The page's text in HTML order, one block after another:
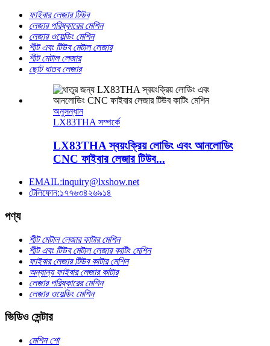
ফাইবার লেজার টিউব
লেজার পরিষ্কারের মেশিন
লেজার ওয়েল্ডিং মেশিন
শীট এবং টিউব মেটাল লেজার
শীট মেটাল লেজার
ছোট ধাতব লেজার
অনুসন্ধান
LX83THA সম্পর্কে
LX83THA স্বয়ংক্রিয় লোডিং এবং আনলোডিং
CNC ফাইবার লেজার টিউব...
EMAIL:inquiry@lxshow.net
টেলিফোন:১৭৭৬৩৪২৬৯১৪
পণ্য
শীট মেটাল লেজার কাটার মেশিন
শীট এবং টিউব মেটাল লেজার কাটিং মেশিন
ফাইবার লেজার টিউব কাটার মেশিন
অন্যান্য ফাইবার লেজার কাটার
লেজার পরিষ্কারের মেশিন
লেজার ওয়েল্ডিং মেশিন
ভিডিও সেন্টার
মেশিন শো